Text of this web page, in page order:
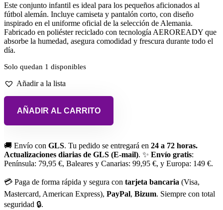
Este conjunto infantil es ideal para los pequeños aficionados al
fútbol alemán. Incluye camiseta y pantalón corto, con diseño
inspirado en el uniforme oficial de la selección de Alemania.
Fabricado en poliéster reciclado con tecnología AEROREADY que
absorbe la humedad, asegura comodidad y frescura durante todo el
día.
Solo quedan 1 disponibles
Añadir a la lista
AÑADIR AL CARRITO
🚚 Envío con GLS. Tu pedido se entregará en 24 a 72 horas.
Actualizaciones diarias de GLS (E-mail). ✨ Envío gratis:
Península: 79,95 €, Baleares y Canarias: 99,95 €, y Europa: 149 €.
💳 Paga de forma rápida y segura con tarjeta bancaria (Visa,
Mastercard, American Express), PayPal, Bizum. Siempre con total
seguridad 🔒.